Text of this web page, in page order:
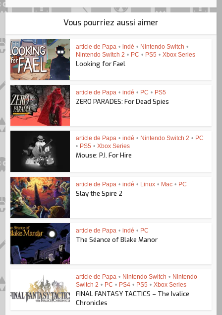
Vous pourriez aussi aimer
article de Papa • indé • Nintendo Switch •
Nintendo Switch 2 • PC • PS5 • Xbox Series
Looking for Fael
article de Papa • indé • PC • PS5
ZERO PARADES: For Dead Spies
article de Papa • indé • Nintendo Switch 2 • PC
• PS5 • Xbox Series
Mouse: P.I. For Hire
article de Papa • indé • Linux • Mac • PC
Slay the Spire 2
article de Papa • indé • PC
The Séance of Blake Manor
article de Papa • Nintendo Switch • Nintendo
Switch 2 • PC • PS4 • PS5 • Xbox Series
FINAL FANTASY TACTICS – The Ivalice
Chronicles